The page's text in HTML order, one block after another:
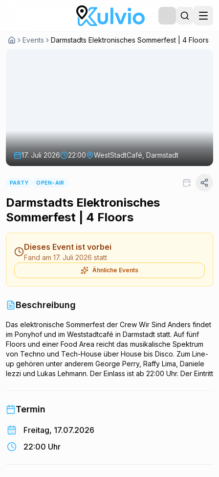
Events Darmstadts Elektronisches Sommerfest | 4 Floors
17. Juli 2026 22:00 WestStadtCafé, Darmstadt
PARTY OPEN-AIR
Darmstadts Elektronisches
Sommerfest | 4 Floors
Dieses Event ist vorbei
Fand am 17. Juli 2026 statt
Ähnliche Events
Beschreibung
Das elektronische Sommerfest der Crew Wir Sind Anders findet
im Ponyhof und im Weststadtcafé in Darmstadt statt. Auf fünf
Floors und einer Food Area reicht das musikalische Spektrum
von Techno und Tech-House über House bis Disco. Zum Line-
up gehören unter anderem George Perry, Raffy Lima, Daniele
Iezzi und Lukas Lehmann. Der Einlass ist ab 22:00 Uhr. Der Eintritt
Termin
Freitag, 17.07.2026
22:00 Uhr